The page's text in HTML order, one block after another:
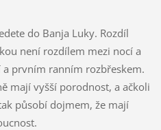
do Banja Luky. Rozdíl
není rozdílem mezi nocí a
prvním ranním rozbřeskem.
mají vyšší porodnost, a ačkoli
působí dojmem, že mají